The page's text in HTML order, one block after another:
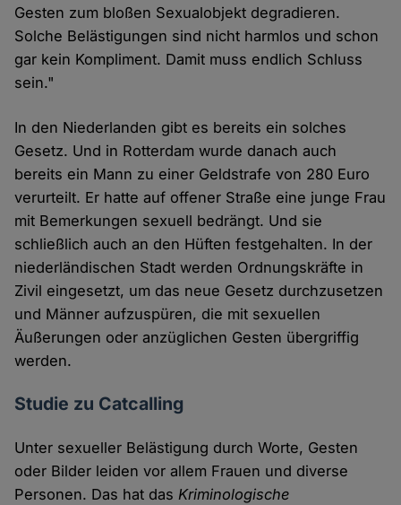
Gesten zum bloßen Sexualobjekt degradieren.
Solche Belästigungen sind nicht harmlos und schon
gar kein Kompliment. Damit muss endlich Schluss
sein."
In den Niederlanden gibt es bereits ein solches
Gesetz. Und in Rotterdam wurde danach auch
bereits ein Mann zu einer Geldstrafe von 280 Euro
verurteilt. Er hatte auf offener Straße eine junge Frau
mit Bemerkungen sexuell bedrängt. Und sie
schließlich auch an den Hüften festgehalten. In der
niederländischen Stadt werden Ordnungskräfte in
Zivil eingesetzt, um das neue Gesetz durchzusetzen
und Männer aufzuspüren, die mit sexuellen
Äußerungen oder anzüglichen Gesten übergriffig
werden.
Studie zu Catcalling
Unter sexueller Belästigung durch Worte, Gesten
oder Bilder leiden vor allem Frauen und diverse
Personen. Das hat dasKriminologische